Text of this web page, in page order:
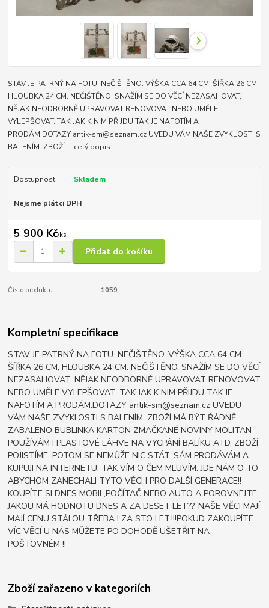
STAV JE PATRNÝ NA FOTU. NEČIŠTĚNO. VÝŠKA CCA 64 CM. ŠÍŘKA 26 CM,
HLOUBKA 24 CM. NEČIŠTĚNO. SNAŽÍM SE DO VĚCÍ NEZASAHOVAT,
NĚJAK NEODBORNĚ UPRAVOVAT RENOVOVAT NEBO UMĚLE
VYLEPŠOVAT. TAK JAK K NIM PŘIJDU TAK JE NAFOTÍM A
PRODÁM.DOTAZY antik-sm@seznam.cz UVEDU VÁM NAŠE ZVYKLOSTI S
BALENÍM. ZBOŽÍ ... celý popis
Dostupnost Skladem
Nejsme plátci DPH
5 900 Kč/ks
Přidat do košíku
Číslo produktu: 1059
Kompletní specifikace
STAV JE PATRNÝ NA FOTU. NEČIŠTĚNO. VÝŠKA CCA 64 CM.
ŠÍŘKA 26 CM, HLOUBKA 24 CM. NEČIŠTĚNO. SNAŽÍM SE DO VĚCÍ
NEZASAHOVAT, NĚJAK NEODBORNĚ UPRAVOVAT RENOVOVAT
NEBO UMĚLE VYLEPŠOVAT. TAK JAK K NIM PŘIJDU TAK JE
NAFOTÍM A PRODÁM.DOTAZY antik-sm@seznam.cz UVEDU
VÁM NAŠE ZVYKLOSTI S BALENÍM. ZBOŽÍ MÁ BÝT ŘÁDNĚ
ZABALENO BUBLINKA KARTON ZMAČKANÉ NOVINY MOLITAN
POUŽÍVÁM I PLASTOVÉ LÁHVE NA VYCPÁNÍ BALÍKU ATD. ZBOŽÍ
POJISTÍME. POTOM SE NEMŮŽE NIC STÁT. SÁM PRODÁVÁM A
KUPUJI NA INTERNETU, TAK VÍM O ČEM MLUVÍM. JDE NÁM O TO
ABYCHOM ZANECHALI TYTO VĚCI I PRO DALŠÍ GENERACE!!
KOUPÍTE SI DNES MOBIL,POČÍTAČ NEBO AUTO A POROVNEJTE
JAKOU MÁ HODNOTU DNES A ZA DESET LET??. NAŠE VĚCI MAJÍ
MAJÍ CENU STÁLOU TŘEBA I ZA STO LET.!!!POKUD ZAKOUPÍTE
VÍC VĚCÍ U NÁS MŮŽETE PO DOHODĚ UŠETŘIT NA
POŠTOVNÉM !!
Zboží zařazeno v kategoriích